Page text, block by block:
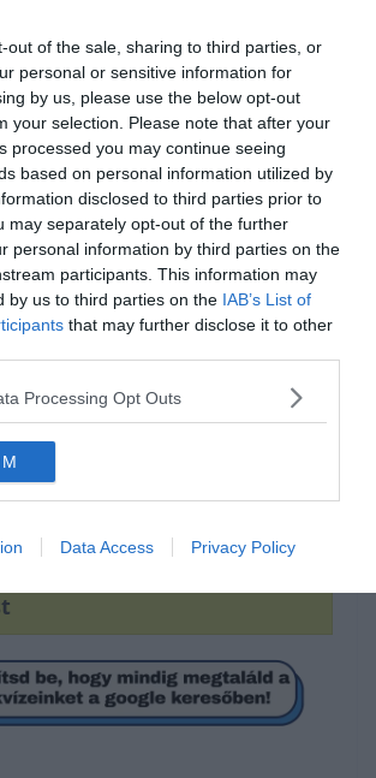
out of the sale, sharing to third parties, or
personal or sensitive information for
by us, please use the below opt-out
your selection. Please note that after your
processed you may continue seeing
based on personal information utilized by
disclosed to third parties prior to
may separately opt-out of the further
personal information by third parties on the
participants. This information may
by us to third parties on the IAB’s List of
that may further disclose it to other
Processing Opt Outs
Data Access Privacy Policy
akar lőni, nem
íját.